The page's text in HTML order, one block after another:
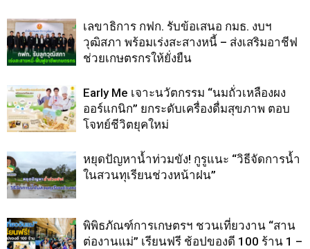
เลขาธิการ กฟก. รับข้อเสนอ กมธ. งบฯ
วุฒิสภา พร้อมเร่งสะสางหนี้ – ส่งเสริมอาชีฟ
ช่วยเกษตรกรให้ยั่งยืน
Early Me เจาะนวัตกรรม “นมถั่วเหลืองผง
ออร์แกนิก” ยกระดับเครื่องดื่มสุขภาพ ตอบ
โจทย์ชีวิตยุคใหม่
หยุดปัญหาน้ำท่วมขัง! กูรูแนะ “วิธีจัดการน้ำ
ในสวนทุเรียนช่วงหน้าฝน”
พิพิธภัณฑ์การเกษตรฯ ชวนเที่ยวงาน “สาน
ต่องานแม่” เรียนฟรี ช้อปของดี 100 ร้าน 1 –